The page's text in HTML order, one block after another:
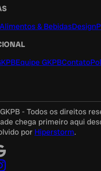
Alimentos & BebidasDesign
Equipe GKPBContato
- Todos os direitos
chega primeiro aqui
por Hiperstorm.